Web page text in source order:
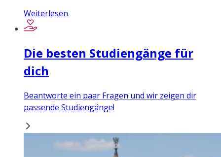
Weiterlesen
Die besten Studiengänge für
dich
Beantworte ein paar Fragen und wir zeigen dir
passende Studiengänge!